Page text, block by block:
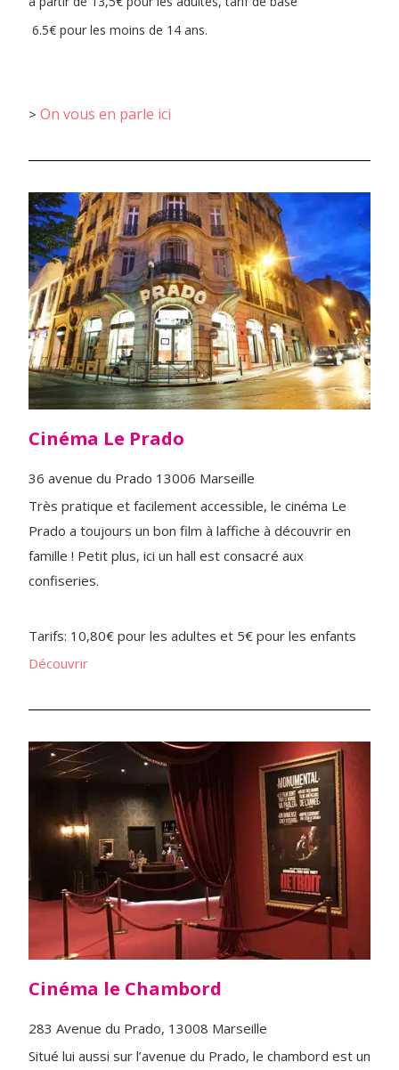
6.5€ pour les moins de 14 ans.
> On vous en parle ici
Cinéma Le Prado
36 avenue du Prado 13006 Marseille
Très pratique et facilement accessible, le cinéma Le
Prado a toujours un bon film à laffiche à découvrir en
famille ! Petit plus, ici un hall est consacré aux
confiseries.
Tarifs: 10,80€ pour les adultes et 5€ pour les enfants
Découvrir
Cinéma le Chambord
283 Avenue du Prado, 13008 Marseille
Situé lui aussi sur l’avenue du Prado, le chambord est un